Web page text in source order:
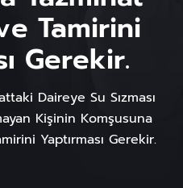
Tamirini
Gerekir.
Daireye Su Sızması
Kişinin Komşusuna
Yaptırması Gerekir.